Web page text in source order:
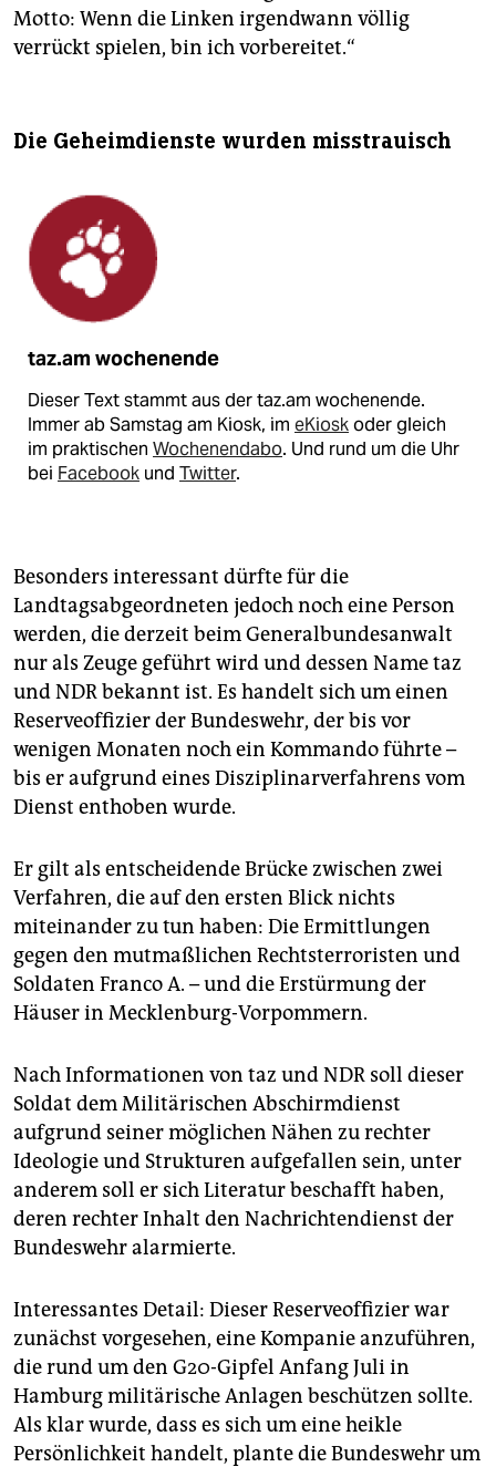
Motto: Wenn die Linken irgendwann völlig
verrückt spielen, bin ich vorbereitet.“
Die Geheimdienste wurden misstrauisch
taz.am wochenende
Dieser Text stammt aus der taz.am wochenende.
Immer ab Samstag am Kiosk, im eKioskoder gleich
im praktischen Wochenendabo. Und rund um die Uhr
bei Facebook und Twitter.
Besonders interessant dürfte für die
Landtagsabgeordneten jedoch noch eine Person
werden, die derzeit beim Generalbundesanwalt
nur als Zeuge geführt wird und dessen Name taz
und NDR bekannt ist. Es handelt sich um einen
Reserveoffizier der Bundeswehr, der bis vor
wenigen Monaten noch ein Kommando führte –
bis er aufgrund eines Disziplinarverfahrens vom
Dienst enthoben wurde.
Er gilt als entscheidende Brücke zwischen zwei
Verfahren, die auf den ersten Blick nichts
miteinander zu tun haben: Die Ermittlungen
gegen den mutmaßlichen Rechtsterroristen und
Soldaten Franco A. – und die Erstürmung der
Häuser in Mecklenburg-Vorpommern.
Nach Informationen von taz und NDR soll dieser
Soldat dem Militärischen Abschirmdienst
aufgrund seiner möglichen Nähen zu rechter
Ideologie und Strukturen aufgefallen sein, unter
anderem soll er sich Literatur beschafft haben,
deren rechter Inhalt den Nachrichtendienst der
Bundeswehr alarmierte.
Interessantes Detail: Dieser Reserveoffizier war
zunächst vorgesehen, eine Kompanie anzuführen,
die rund um den G20-Gipfel Anfang Juli in
Hamburg militärische Anlagen beschützen sollte.
Als klar wurde, dass es sich um eine heikle
Persönlichkeit handelt, plante die Bundeswehr um